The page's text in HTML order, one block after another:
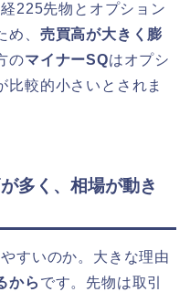
225先物とオプション
、 売買高が大きく膨
のマイナーSQはオプシ
比較的小さいとされま
多く、相場が動き
すいのか。大きな理由
から です。先物は取引